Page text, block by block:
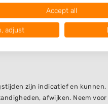
zijn indicatief en kunnen,
afwijken. Neem
outside of the European
the cookie policy applies solely
List (1016 IAB Vendors)
for the following purposes:
purposes:
data to select advertising
Accept all
adjust